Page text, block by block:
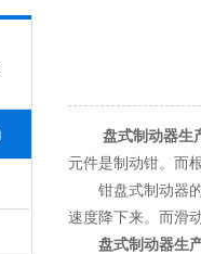
盘式制动器生
元件是制动钳。而
钳盘式制动器的
速度降下来。而滑
盘式制动器生